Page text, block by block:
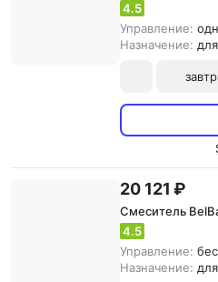
4.5
Управление:
Назначение:
20 121 ₽
Смеситель
4.5
Управление:
Назначение: